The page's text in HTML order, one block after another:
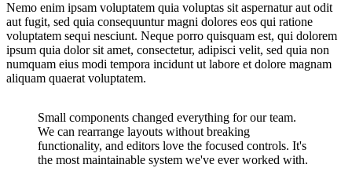
Nemo enim ipsam voluptatem quia voluptas sit aspernatur aut odit
aut fugit, sed quia consequuntur magni dolores eos qui ratione
voluptatem sequi nesciunt. Neque porro quisquam est, qui dolorem
ipsum quia dolor sit amet, consectetur, adipisci velit, sed quia non
numquam eius modi tempora incidunt ut labore et dolore magnam
aliquam quaerat voluptatem.
Small components changed everything for our team.
We can rearrange layouts without breaking
functionality, and editors love the focused controls. It's
the most maintainable system we've ever worked with.